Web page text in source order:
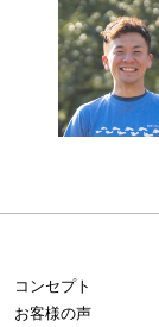
コンセプト
お客様の声